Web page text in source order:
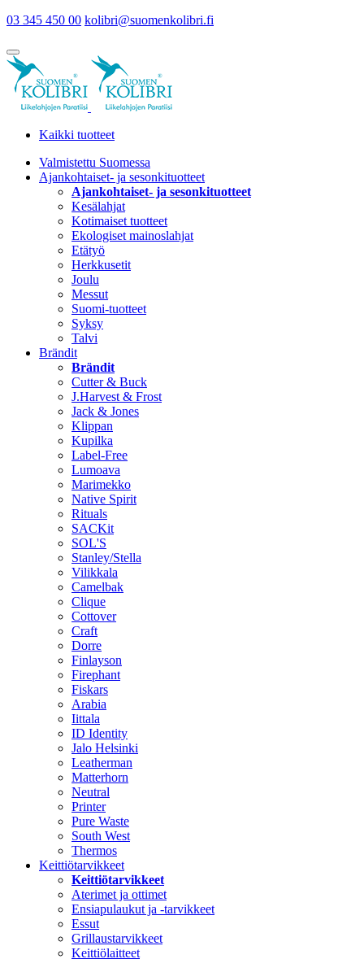
03 345 450 00 kolibri@suomenkolibri.fi
Kaikki tuotteet
Valmistettu Suomessa
Ajankohtaiset- ja sesonkituotteet
Ajankohtaiset- ja sesonkituotteet
Kesälahjat
Kotimaiset tuotteet
Ekologiset mainoslahjat
Etätyö
Herkkusetit
Joulu
Messut
Suomi-tuotteet
Syksy
Talvi
Brändit
Brändit
Cutter & Buck
J.Harvest & Frost
Jack & Jones
Klippan
Kupilka
Label-Free
Lumoava
Marimekko
Native Spirit
Rituals
SACKit
SOL'S
Stanley/Stella
Vilikkala
Camelbak
Clique
Cottover
Craft
Dorre
Finlayson
Firephant
Fiskars
Arabia
Iittala
ID Identity
Jalo Helsinki
Leatherman
Matterhorn
Neutral
Printer
Pure Waste
South West
Thermos
Keittiötarvikkeet
Keittiötarvikkeet
Aterimet ja ottimet
Ensiapulaukut ja -tarvikkeet
Essut
Grillaustarvikkeet
Keittiölaitteet